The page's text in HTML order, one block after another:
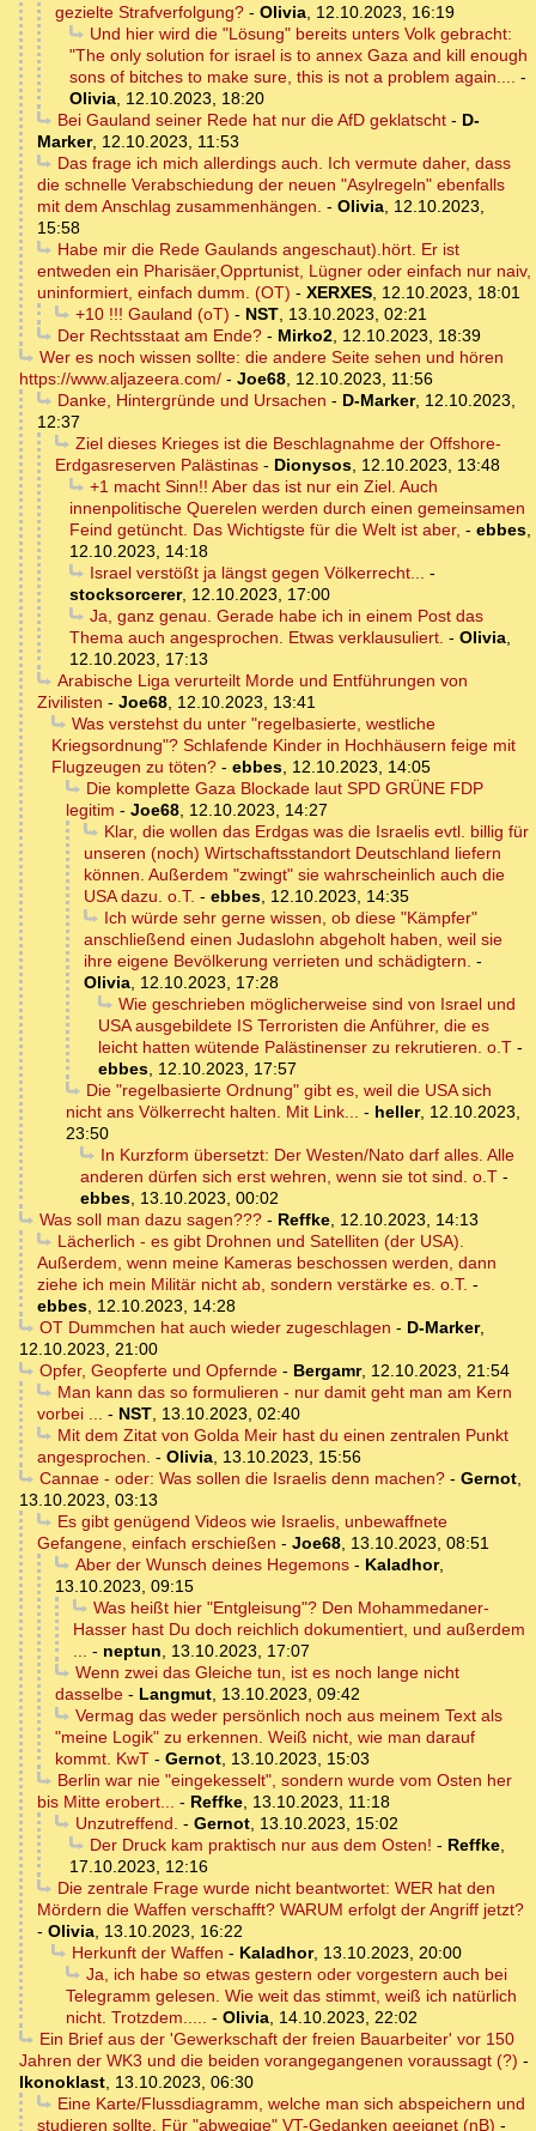
gezielte Strafverfolgung? - Olivia, 12.10.2023, 16:19
Und hier wird die "Lösung" bereits unters Volk gebracht:
"The only solution for israel is to annex Gaza and kill enough
sons of bitches to make sure, this is not a problem again.... -
Olivia, 12.10.2023, 18:20
Bei Gauland seiner Rede hat nur die AfD geklatscht- D-
Marker, 12.10.2023, 11:53
Das frage ich mich allerdings auch. Ich vermute daher, dass
die schnelle Verabschiedung der neuen "Asylregeln" ebenfalls
mit dem Anschlag zusammenhängen. - Olivia, 12.10.2023,
15:58
Habe mir die Rede Gaulands angeschaut).hört. Er ist
entweden ein Pharisäer,Opprtunist, Lügner oder einfach nur naiv,
uninformiert, einfach dumm. (OT) - XERXES, 12.10.2023, 18:01
+10 !!! Gauland (oT) - NST, 13.10.2023, 02:21
Der Rechtsstaat am Ende?- Mirko2, 12.10.2023, 18:39
Wer es noch wissen sollte: die andere Seite sehen und hören
https://www.aljazeera.com/ - Joe68, 12.10.2023, 11:56
Danke, Hintergründe und Ursachen - D-Marker, 12.10.2023,
12:37
Ziel dieses Krieges ist die Beschlagnahme der Offshore-
Erdgasreserven Palästinas - Dionysos, 12.10.2023, 13:48
+1 macht Sinn!! Aber das ist nur ein Ziel. Auch
innenpolitische Querelen werden durch einen gemeinsamen
Feind getüncht. Das Wichtigste für die Welt ist aber, - ebbes,
12.10.2023, 14:18
Israel verstößt ja längst gegen Völkerrecht... -
stocksorcerer, 12.10.2023, 17:00
Ja, ganz genau. Gerade habe ich in einem Post das
Thema auch angesprochen. Etwas verklausuliert. - Olivia,
12.10.2023, 17:13
Arabische Liga verurteilt Morde und Entführungen von
Zivilisten - Joe68, 12.10.2023, 13:41
Was verstehst du unter "regelbasierte, westliche
Kriegsordnung"? Schlafende Kinder in Hochhäusern feige mit
Flugzeugen zu töten? - ebbes, 12.10.2023, 14:05
Die komplette Gaza Blockade laut SPD GRÜNE FDP
legitim - Joe68, 12.10.2023, 14:27
Klar, die wollen das Erdgas was die Israelis evtl. billig für
unseren (noch) Wirtschaftsstandort Deutschland liefern
können. Außerdem "zwingt" sie wahrscheinlich auch die
USA dazu. o.T. - ebbes, 12.10.2023, 14:35
Ich würde sehr gerne wissen, ob diese "Kämpfer"
anschließend einen Judaslohn abgeholt haben, weil sie
ihre eigene Bevölkerung verrieten und schädigtern. -
Olivia, 12.10.2023, 17:28
Wie geschrieben möglicherweise sind von Israel und
USA ausgebildete IS Terroristen die Anführer, die es
leicht hatten wütende Palästinenser zu rekrutieren. o.T -
ebbes, 12.10.2023, 17:57
Die "regelbasierte Ordnung" gibt es, weil die USA sich
nicht ans Völkerrecht halten. Mit Link... - heller, 12.10.2023,
23:50
In Kurzform übersetzt: Der Westen/Nato darf alles. Alle
anderen dürfen sich erst wehren, wenn sie tot sind. o.T -
ebbes, 13.10.2023, 00:02
Was soll man dazu sagen???- Reffke, 12.10.2023, 14:13
Lächerlich - es gibt Drohnen und Satelliten (der USA).
Außerdem, wenn meine Kameras beschossen werden, dann
ziehe ich mein Militär nicht ab, sondern verstärke es. o.T. -
ebbes, 12.10.2023, 14:28
OT Dummchen hat auch wieder zugeschlagen - D-Marker,
12.10.2023, 21:00
Opfer, Geopferte und Opfernde- Bergamr, 12.10.2023, 21:54
Man kann das so formulieren - nur damit geht man am Kern
vorbei ... - NST, 13.10.2023, 02:40
Mit dem Zitat von Golda Meir hast du einen zentralen Punkt
angesprochen. - Olivia, 13.10.2023, 15:56
Cannae - oder: Was sollen die Israelis denn machen?- Gernot,
13.10.2023, 03:13
Es gibt genügend Videos wie Israelis, unbewaffnete
Gefangene, einfach erschießen - Joe68, 13.10.2023, 08:51
Aber der Wunsch deines Hegemons- Kaladhor,
13.10.2023, 09:15
Was heißt hier "Entgleisung"? Den Mohammedaner-
Hasser hast Du doch reichlich dokumentiert, und außerdem
... - neptun, 13.10.2023, 17:07
Wenn zwei das Gleiche tun, ist es noch lange nicht
dasselbe - Langmut, 13.10.2023, 09:42
Vermag das weder persönlich noch aus meinem Text als
"meine Logik" zu erkennen. Weiß nicht, wie man darauf
kommt. KwT - Gernot, 13.10.2023, 15:03
Berlin war nie "eingekesselt", sondern wurde vom Osten her
bis Mitte erobert... - Reffke, 13.10.2023, 11:18
Unzutreffend. - Gernot, 13.10.2023, 15:02
Der Druck kam praktisch nur aus dem Osten! - Reffke,
17.10.2023, 12:16
Die zentrale Frage wurde nicht beantwortet: WER hat den
Mördern die Waffen verschafft? WARUM erfolgt der Angriff jetzt?
- Olivia, 13.10.2023, 16:22
Herkunft der Waffen - Kaladhor, 13.10.2023, 20:00
Ja, ich habe so etwas gestern oder vorgestern auch bei
Telegramm gelesen. Wie weit das stimmt, weiß ich natürlich
nicht. Trotzdem..... - Olivia, 14.10.2023, 22:02
Ein Brief aus der 'Gewerkschaft der freien Bauarbeiter' vor 150
Jahren der WK3 und die beiden vorangegangenen voraussagt (?) -
Ikonoklast, 13.10.2023, 06:30
Eine Karte/Flussdiagramm, welche man sich abspeichern und
studieren sollte. Für "abwegige" VT-Gedanken geeignet (nB) -